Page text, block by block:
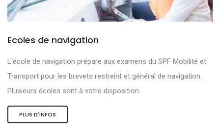
Ecoles de navigation
L'école de navigation prépare aux examens du SPF Mobilité et
Transport pour les brevets restreint et général de navigation.
Plusieurs écoles sont à votre disposition.
PLUS D'INFOS